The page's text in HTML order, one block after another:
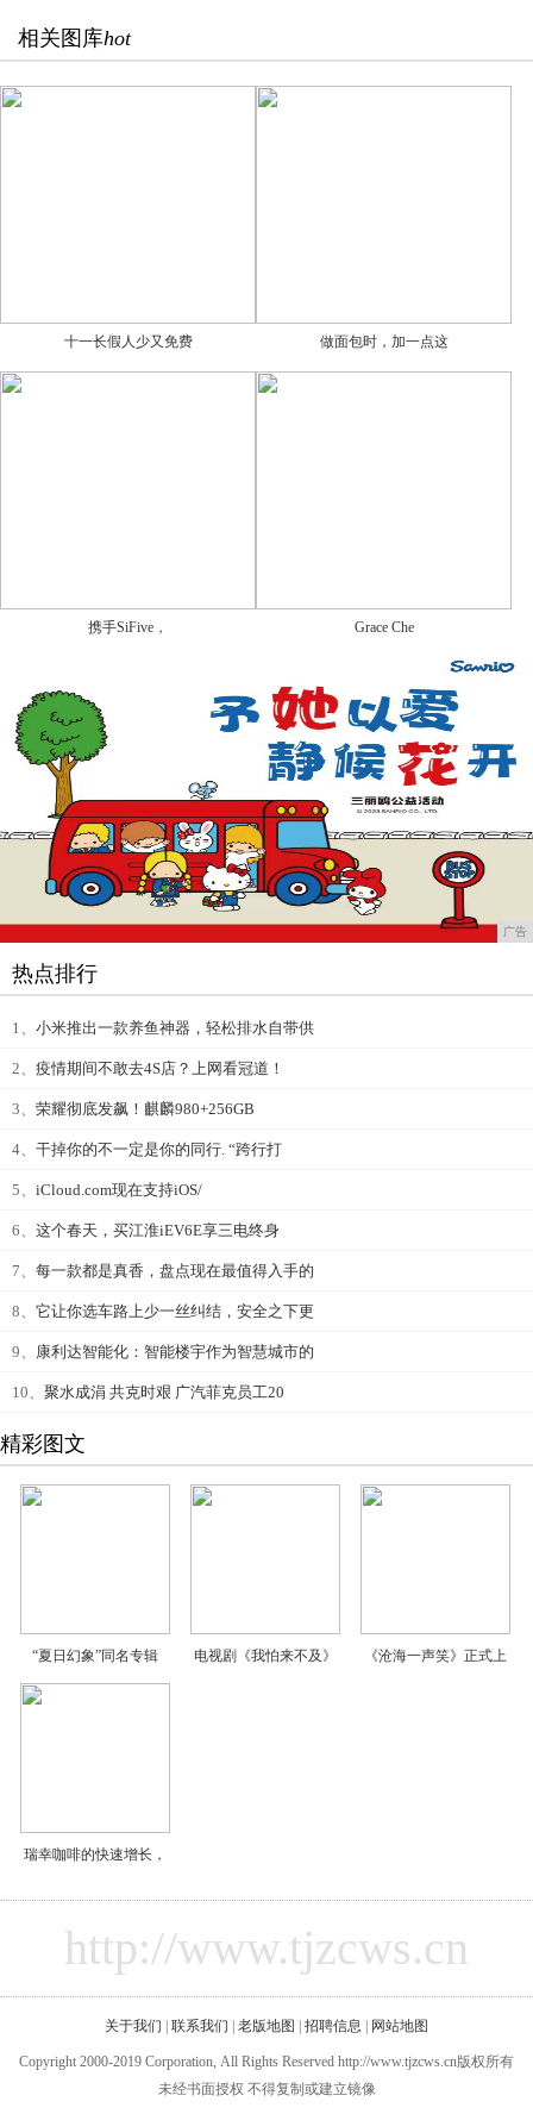
相关图库hot
十一长假人少又免费 做面包时，加一点这
携手SiFive， Grace Che
广告
热点排行
1、 小米推出一款养鱼神器，轻松排水自带供
2、 疫情期间不敢去4S店？上网看冠道！
3、 荣耀彻底发飙！麒麟980+256GB
4、 干掉你的不一定是你的同行. “跨行打
5、 iCloud.com现在支持iOS/
6、 这个春天，买江淮iEV6E享三电终身
7、 每一款都是真香，盘点现在最值得入手的
8、 它让你选车路上少一丝纠结，安全之下更
9、 康利达智能化：智能楼宇作为智慧城市的
10、 聚水成涓 共克时艰 广汽菲克员工20
精彩图文
“夏日幻象”同名专辑 电视剧《我怕来不及》 《沧海一声笑》正式上
瑞幸咖啡的快速增长，
http://www.tjzcws.cn
关于我们 联系我们 老版地图 招聘信息 网站地图
Copyright 2000-2019 Corporation, All Rights Reserved http://www.tjzcws.cn版权所有
未经书面授权 不得复制或建立镜像